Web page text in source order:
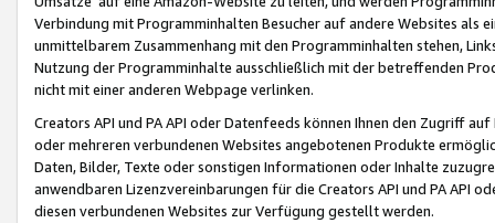
Verbindung mit Programminhalten Besucher auf andere Websites als
unmittelbarem Zusammenhang mit den Programminhalten stehen,
Nutzung der Programminhalte ausschließlich mit der betreffenden
nicht mit einer anderen Webpage verlinken.
Creators API und PA API oder Datenfeeds können Ihnen den Zugriff
oder mehreren verbundenen Websites angebotenen Produkte
Daten, Bilder, Texte oder sonstigen Informationen oder Inhalte
anwendbaren Lizenzvereinbarungen für die Creators API und PA API
diesen verbundenen Websites zur Verfügung gestellt werden.